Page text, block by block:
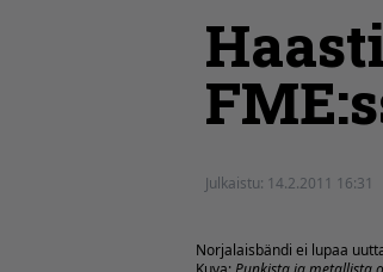
Julkaistu: 14.2.2011 16:31
Norjalaisbändi ei lupaa